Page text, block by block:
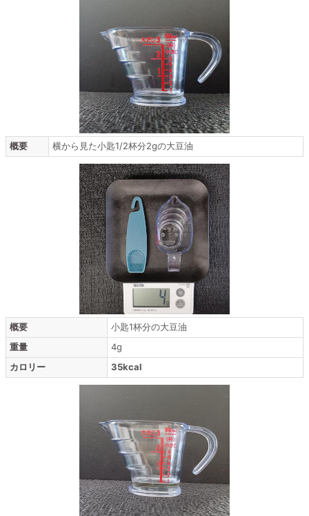
概要 横から見た小匙1/2杯分2gの大豆油
概要
小匙1杯分の大豆油
重量
4g
カロリー
35kcal